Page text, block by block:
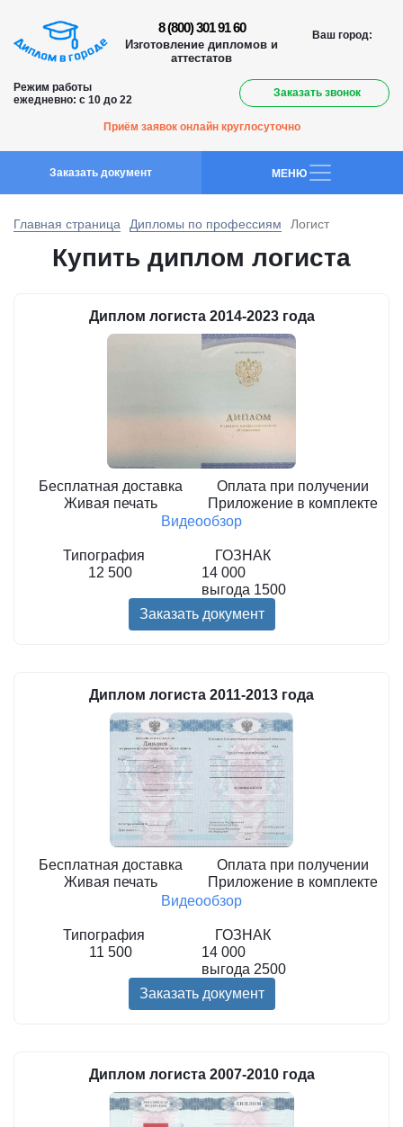
8 (800) 301 91 60
Изготовление дипломов и
аттестатов
Ваш город:
Режим работы
ежедневно: с 10 до 22
Заказать звонок
Приём заявок онлайн круглосуточно
Заказать документ MEНЮ
Главная страница Дипломы по профессиям Логист
Купить диплом логиста
Диплом логиста 2014-2023 года
Бесплатная доставка
Живая печать
Оплата при получении
Приложение в комплекте
Видеообзор
Типография
ГОЗНАК
12 500
14 000
выгода 1500
Заказать документ
Диплом логиста 2011-2013 года
Бесплатная доставка
Живая печать
Оплата при получении
Приложение в комплекте
Видеообзор
Типография
ГОЗНАК
11 500
14 000
выгода 2500
Заказать документ
Диплом логиста 2007-2010 года